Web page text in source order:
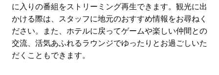
に入りの番組をストリーミング再生できます。観光に出
かける際は、スタッフに地元のおすすめ情報をお尋ねく
ださい。また、ホテルに戻ってゲームや楽しい仲間との
交流、活気あふれるラウンジでゆったりとお過ごしいた
だくこともできます。